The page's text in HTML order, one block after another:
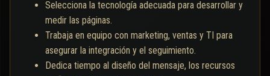
Selecciona la tecnología adecuada para desarrollar y
medir las páginas.
Trabaja en equipo con marketing, ventas y TI para
asegurar la integración y el seguimiento.
Dedica tiempo al diseño del mensaje, los recursos